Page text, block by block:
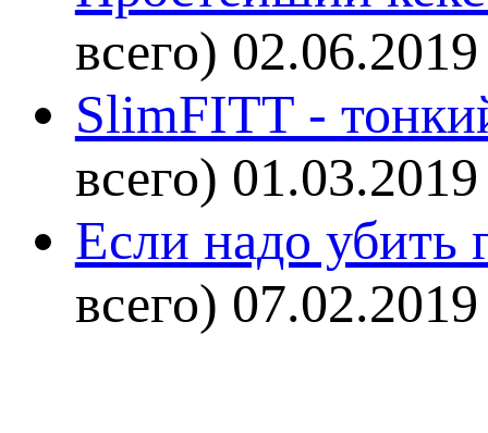
всего) 02.06.2019
SlimFITT -
всего) 01.03.2019
Если надо убить
всего) 07.02.2019